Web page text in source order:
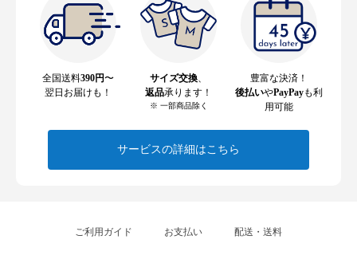
全国送料390円〜
翌日お届けも！
サイズ交換
返品承ります！
※ 一部商品除く
豊富な決済！
後払いやPayPayも利
用可能
サービスの詳細はこちら
ご利用ガイド お支払い 配送・送料